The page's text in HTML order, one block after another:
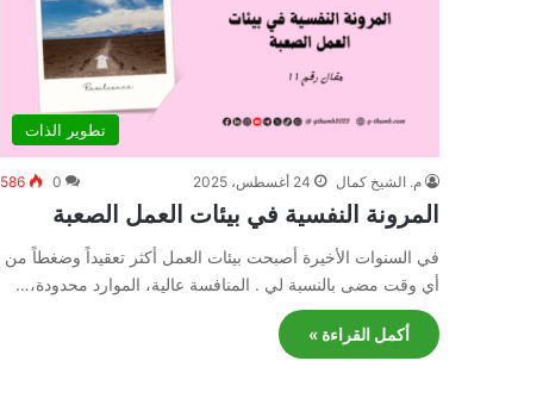
تطوير الذات
م. الشيخ كمال 24 أغسطس، 2025 0
586
المرونة النفسية في بيئات العمل الصعبة
في السنوات الأخيرة أصبحت بيئات العمل أكثر تعقيداً وضغطاً من
أي وقت مضى بالنسبة لي . المنافسة عالية، الموارد محدودة،…
أكمل القراءة »